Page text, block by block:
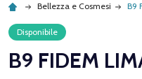
Bellezza e Cosmesi B9
Disponibile
B9 FIDEM